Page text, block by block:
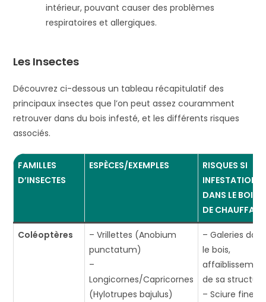
intérieur, pouvant causer des problèmes
respiratoires et allergiques.
Les Insectes
Découvrez ci-dessous un tableau récapitulatif des
principaux insectes que l’on peut assez couramment
retrouver dans du bois infesté, et les différents risques
associés.
FAMILLES
D’INSECTES
ESPÈCES/EXEMPLES
RISQUES SI
INFESTATION
DANS LE BOIS
DE CHAUFFAGE
Coléoptères
– Vrillettes (Anobium
punctatum)
–
Longicornes/Capricornes
(Hylotrupes bajulus)
– Galeries dans
le bois,
de sa structure
– Sciure fine